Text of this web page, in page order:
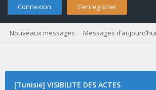
Connexion S’enregistrer
Nouveaux messages Messages d’aujourd’hui
[Tunisie] VISIBILITE DES ACTES